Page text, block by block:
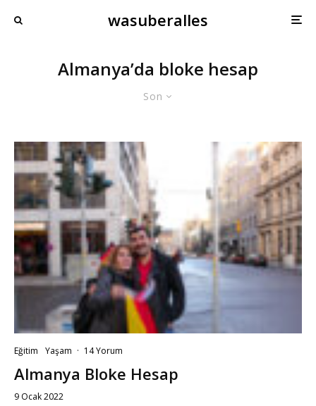
wasuberalles
Almanya’da bloke hesap
Son
Eğitim Yaşam · 14 Yorum
Almanya Bloke Hesap
9 Ocak 2022